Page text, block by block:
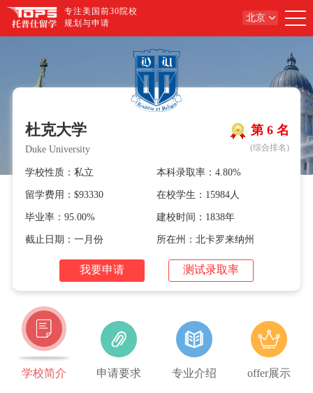
专注美国前30院校
规划与申请
北京
杜克大学
Duke University
学校性质：私立 本科录取率：4.80%
留学费用：$93330 在校学生：15984人
毕业率：95.00% 建校时间：1838年
截止日期：一月份 所在州：北卡罗来纳州
我要申请 测试录取率
第 6 名
(综合排名)
学校简介 申请要求 专业介绍 offer展示